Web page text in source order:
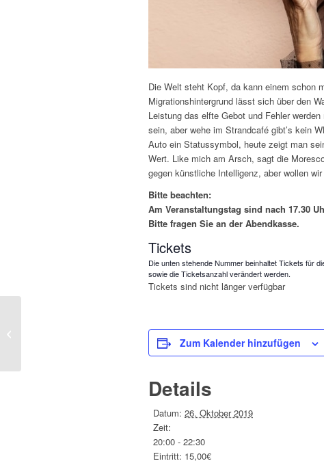
Die Welt steht Kopf, da kann einem schon
Migrationshintergrund lässt sich über den
Leistung das elfte Gebot und Fehler
sein, aber wehe im Strandcafé gibt’s kein
Auto ein Statussymbol, heute zeigt man
Wert. Like mich am Arsch, sagt die
gegen künstliche Intelligenz, aber wollen
Bitte beachten:
Am Veranstaltungstag sind nach 17.30
Bitte fragen Sie an der Abendkasse.
Tickets
Die unten stehende Nummer beinhaltet Tickets für
sowie die Ticketsanzahl verändert werden.
Tickets sind nicht länger verfügbar
Zum Kalender hinzufügen
Details
Datum: 26. Oktober 2019
Zeit:
20:00 - 22:30
Eintritt: 15,00€